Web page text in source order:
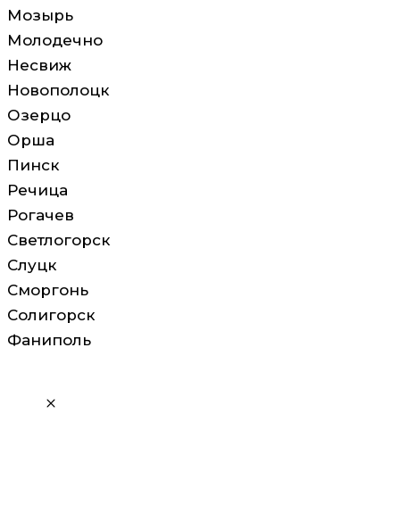
Мозырь
Молодечно
Несвиж
Новополоцк
Озерцо
Орша
Пинск
Речица
Рогачев
Светлогорск
Слуцк
Сморгонь
Солигорск
Фаниполь